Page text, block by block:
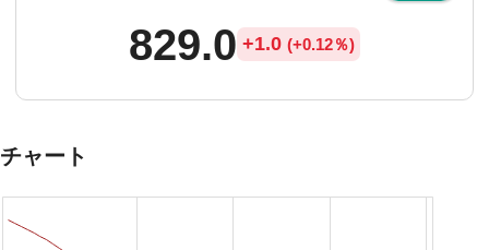
829.0 +1.0 (+0.12％)
チャート